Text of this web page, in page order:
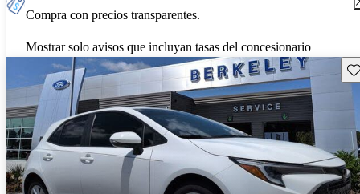
Compra con precios transparentes.
Mostrar solo avisos que incluyan tasas del concesionario